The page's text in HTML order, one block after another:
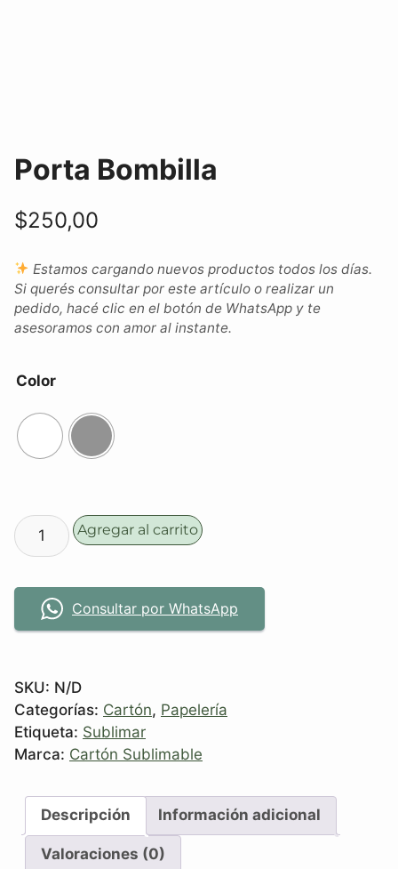
Porta Bombilla
$250,00
Estamos cargando nuevos productos todos los días.
Si querés consultar por este artículo o realizar un
pedido, hacé clic en el botón de WhatsApp y te
asesoramos con amor al instante.
Color
Agregar al carrito
Consultar por WhatsApp
SKU: N/D
Categorías: Cartón, Papelería
Etiqueta: Sublimar
Marca: Cartón Sublimable
Descripción Información adicional
Valoraciones (0)